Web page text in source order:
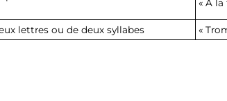
« À
lettres ou de deux syllabes «